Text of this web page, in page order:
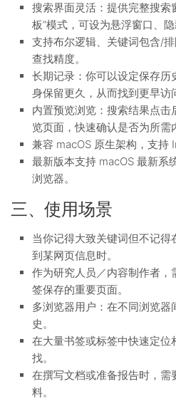
搜索界面灵活：提供完整搜索
板”模式，可设为悬浮窗口、隐
支持布尔逻辑、关键词包含/
查找精度。
长期记录：你可以设定保存历
身保留更久，从而找到更早访
内置预览浏览：搜索结果点
览页面，快速确认是否为所需
兼容 macOS 原生架构，支持
最新版本支持 macOS 最新系
浏览器。
三、使用场景
当你记得大致关键词但不记
到某网页信息时。
作为研究人员／内容制作者，
签保存的重要页面。
多浏览器用户：在不同浏览
史。
在大量书签或标签中快速定位
找。
在撰写文档或准备报告时，需
料。